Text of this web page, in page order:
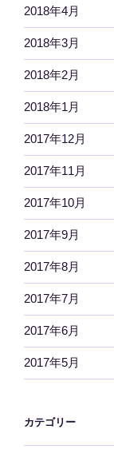
2018年4月
2018年3月
2018年2月
2018年1月
2017年12月
2017年11月
2017年10月
2017年9月
2017年8月
2017年7月
2017年6月
2017年5月
カテゴリー